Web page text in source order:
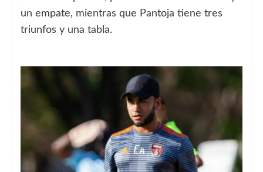
un empate, mientras que Pantoja tiene tres
triunfos y una tabla.